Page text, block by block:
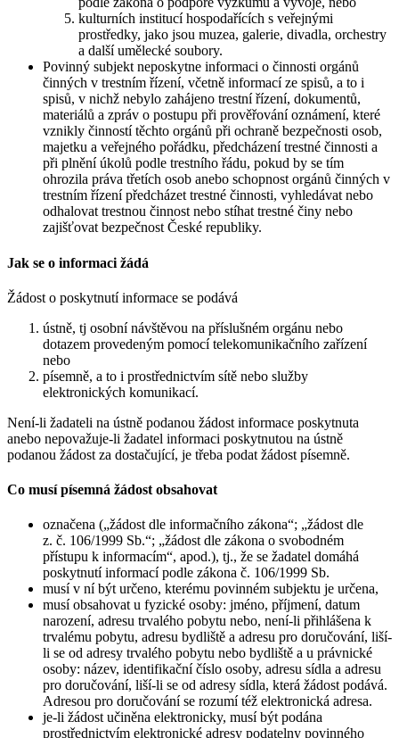
kulturních institucí hospodařících s veřejnými
prostředky, jako jsou muzea, galerie, divadla, orchestry
a další umělecké soubory.
Povinný subjekt neposkytne informaci o činnosti orgánů
činných v trestním řízení, včetně informací ze spisů, a to i
spisů, v nichž nebylo zahájeno trestní řízení, dokumentů,
materiálů a zpráv o postupu při prověřování oznámení, které
vznikly činností těchto orgánů při ochraně bezpečnosti osob,
majetku a veřejného pořádku, předcházení trestné činnosti a
při plnění úkolů podle trestního řádu, pokud by se tím
ohrozila práva třetích osob anebo schopnost orgánů činných v
trestním řízení předcházet trestné činnosti, vyhledávat nebo
odhalovat trestnou činnost nebo stíhat trestné činy nebo
zajišťovat bezpečnost České republiky.
Jak se o informaci žádá
Žádost o poskytnutí informace se podává
ústně, tj osobní návštěvou na příslušném orgánu nebo
dotazem provedeným pomocí telekomunikačního zařízení
nebo
písemně, a to i prostřednictvím sítě nebo služby
elektronických komunikací.
Není-li žadateli na ústně podanou žádost informace poskytnuta
anebo nepovažuje-li žadatel informaci poskytnutou na ústně
podanou žádost za dostačující, je třeba podat žádost písemně.
Co musí písemná žádost obsahovat
označena („žádost dle informačního zákona“; „žádost dle
z. č. 106/1999 Sb.“; „žádost dle zákona o svobodném
přístupu k informacím“, apod.), tj., že se žadatel domáhá
poskytnutí informací podle zákona č. 106/1999 Sb.
musí v ní být určeno, kterému povinném subjektu je určena,
musí obsahovat u fyzické osoby: jméno, příjmení, datum
narození, adresu trvalého pobytu nebo, není-li přihlášena k
trvalému pobytu, adresu bydliště a adresu pro doručování, liší-
li se od adresy trvalého pobytu nebo bydliště a u právnické
osoby: název, identifikační číslo osoby, adresu sídla a adresu
pro doručování, liší-li se od adresy sídla, která žádost podává.
Adresou pro doručování se rozumí též elektronická adresa.
je-li žádost učiněna elektronicky, musí být podána
prostřednictvím elektronické adresy podatelny povinného